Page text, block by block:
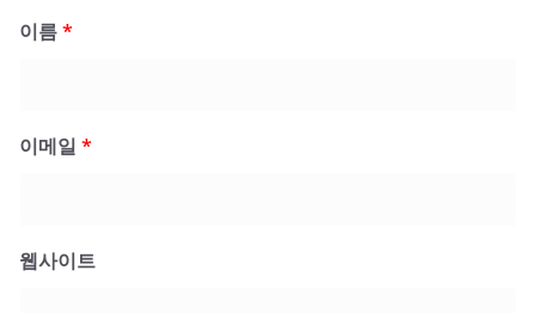
이름*
이메일 *
웹사이트